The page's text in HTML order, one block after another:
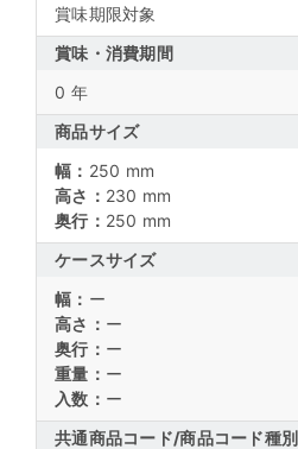
賞味期限対象
賞味・消費期間
0 年
商品サイズ
幅： 250 mm
高さ： 230 mm
奥行： 250 mm
ケースサイズ
幅： ー
高さ： ー
奥行： ー
重量： ー
入数： ー
共通商品コード/商品コード種別